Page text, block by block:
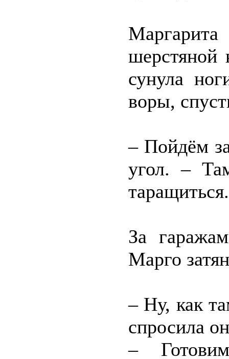
шерстяной
сунула
воры,
– Пойдём
угол. –
таращиться.
За
Марго
– Ну, как
спросила
–